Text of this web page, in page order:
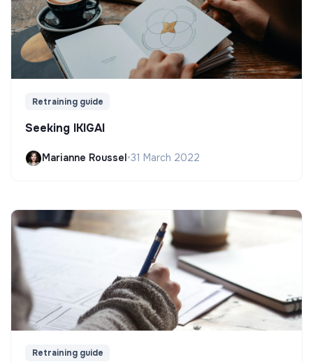
Retraining guide
Seeking IKIGAI
Marianne Roussel•31 March 2022
Retraining guide